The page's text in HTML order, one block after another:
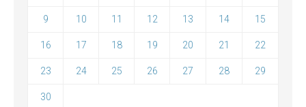
9 10 11 12 13 14 15
16 17 18 19 20 21 22
23 24 25 26 27 28 29
30